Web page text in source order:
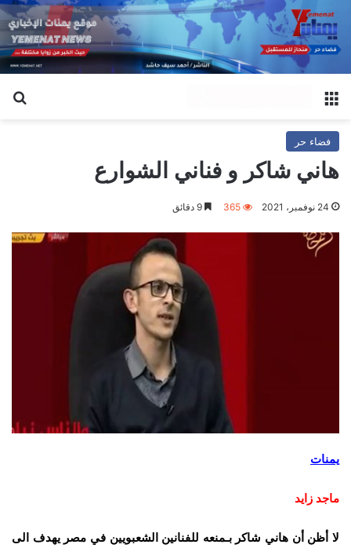
فضاء حر
هاني شاكر و فناني الشوارع
24 نوفمبر، 2021 365
يمنات
ماجد زايد
لا أظن أن هاني شاكر بـمنعه للفنانين الشعبويين في مصر يهدف الى